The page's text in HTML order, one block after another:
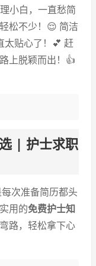
小白，一直愁简
松不少！😌 简洁
太贴心了！💕 赶
上脱颖而出！👍
| 护士求职
次准备简历都头
用的免费护士知
路，轻松拿下心